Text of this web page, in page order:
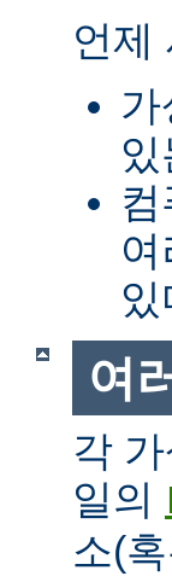
언제
있
있
여
각
일의
소(